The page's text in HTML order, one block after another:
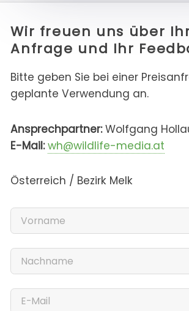
Wir freuen uns über
Anfrage und Ihr
Bitte geben Sie bei einer
geplante Verwendung an.
Ansprechpartner:Wolfgang
E-Mail: wh@wildlife-media.at
Österreich / Bezirk Melk